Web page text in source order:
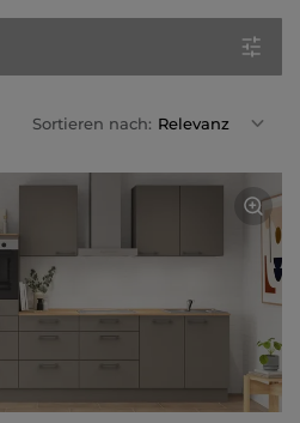
Sortieren nach: Relevanz